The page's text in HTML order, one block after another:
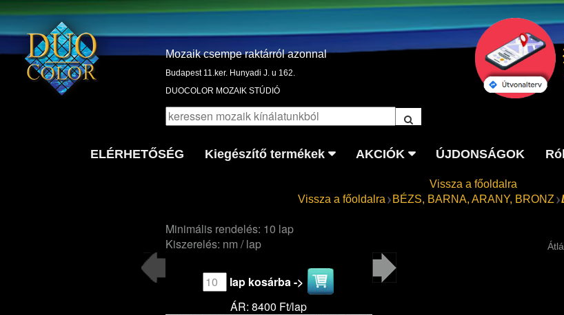
Mozaik csempe raktárról azonnal
Budapest 11.ker. Hunyadi J. u 162.
DUOCOLOR MOZAIK STÚDIÓ
ELÉRHETŐSÉG Kiegészítő termékek AKCIÓK ÚJDONSÁGOK
Vissza a főoldalra
Vissza a főoldalra
BÉZS, BARNA, ARANY, BRONZ
Minimális rendelés: 10 lap
Kiszerelés: nm / lap
lap kosárba ->
ÁR: 8400 Ft/lap